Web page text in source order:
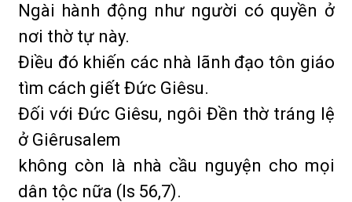
Ngài hành động như người có quyền ở
nơi thờ tự này.
Điều đó khiến các nhà lãnh đạo tôn giáo
tìm cách giết Đức Giêsu.
Đối với Đức Giêsu, ngôi Đền thờ tráng lệ
ở Giêrusalem
không còn là nhà cầu nguyện cho mọi
dân tộc nữa (Is 56,7).